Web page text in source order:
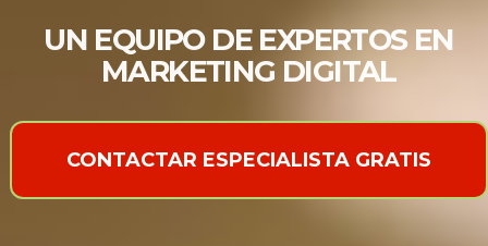
UN EQUIPO DE EXPERTOS EN
MARKETING DIGITAL
CONTACTAR ESPECIALISTA GRATIS